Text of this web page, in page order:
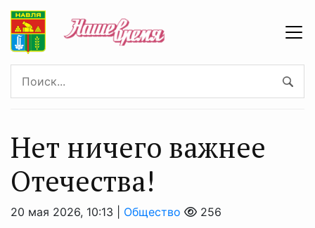
Нет ничего важнее
Отечества!
20 мая 2026, 10:13 | Общество 256